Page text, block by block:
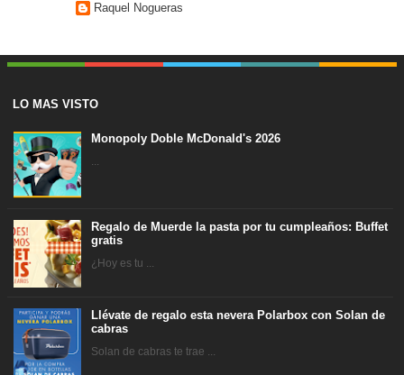
Raquel Nogueras
LO MAS VISTO
Monopoly Doble McDonald's 2026
...
Regalo de Muerde la pasta por tu cumpleaños: Buffet
gratis
¿Hoy es tu ...
Llévate de regalo esta nevera Polarbox con Solan de
cabras
Solan de cabras te trae ...